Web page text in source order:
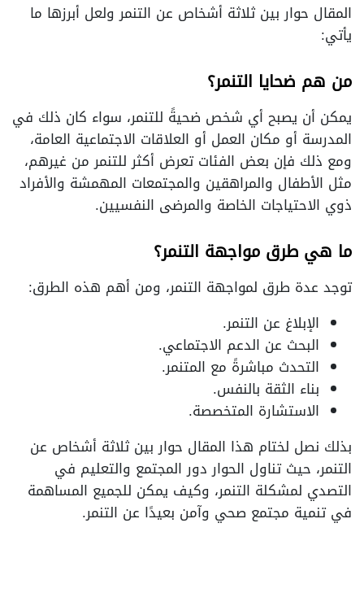
المقال حوار بين ثلاثة أشخاص عن التنمر ولعل أبرزها ما
يأتي:
من هم ضحايا التنمر؟
يمكن أن يصبح أي شخص ضحيةً للتنمر، سواء كان ذلك في
المدرسة أو مكان العمل أو العلاقات الاجتماعية العامة،
ومع ذلك فإن بعض الفئات تعرض أكثر للتنمر من غيرهم،
مثل الأطفال والمراهقين والمجتمعات المهمشة والأفراد
ذوي الاحتياجات الخاصة والمرضى النفسيين.
ما هي طرق مواجهة التنمر؟
توجد عدة طرق لمواجهة التنمر، ومن أهم هذه الطرق:
الإبلاغ عن التنمر.
البحث عن الدعم الاجتماعي.
التحدث مباشرةً مع المتنمر.
بناء الثقة بالنفس.
الاستشارة المتخصصة.
بذلك نصل لختام هذا المقال حوار بين ثلاثة أشخاص عن
التنمر، حيث تناول الحوار دور المجتمع والتعليم في
التصدي لمشكلة التنمر، وكيف يمكن للجميع المساهمة
في تنمية مجتمع صحي وآمن بعيدًا عن التنمر.